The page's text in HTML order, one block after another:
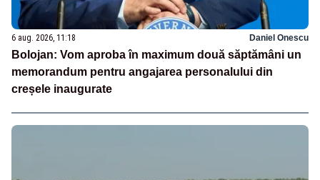
6 aug. 2026, 11:18 Daniel Onescu
Bolojan: Vom aproba în maximum două săptămâni un
memorandum pentru angajarea personalului din
creșele inaugurate